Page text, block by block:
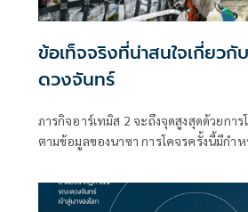
ข้อเท็จจริงที่น่าสนใจเกี่ยวกั
ดวงจันทร์
ภารกิจอาร์เทมิส 2 จะถึงจุดสูงสุดด้วยกา
ตามข้อมูลของนาซา การโคจรครั้งนี้มีกำ
ประมาณหกชั่วโมง เป็นครั้งแรกในรอบ
อวกาศจะบินเข้าใกล้ดวงจันทร์ และคาด